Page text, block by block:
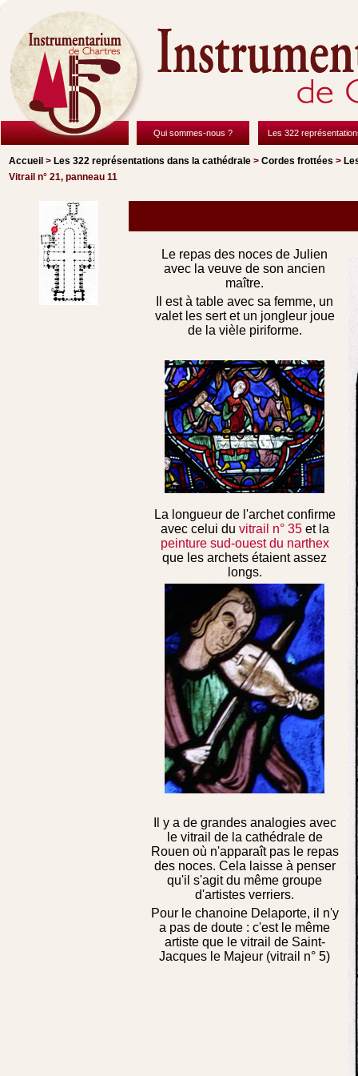
Qui sommes-nous ? Les 322
Accueil > Les 322 représentations dans la cathédrale > Cordes frottées >
Vitrail n° 21, panneau 11
Le repas des noces de Julien
avec la veuve de son ancien
maître.
Il est à table avec sa femme, un
valet les sert et un jongleur joue
de la vièle piriforme.
La longueur de l'archet confirme
avec celui du vitrail n° 35et la
peinture sud-ouest du narthex
que les archets étaient assez
longs.
Il y a de grandes analogies avec
le vitrail de la cathédrale de
Rouen où n'apparaît pas le repas
des noces. Cela laisse à penser
qu'il s'agit du même groupe
d'artistes verriers.
Pour le chanoine Delaporte, il n'y
a pas de doute : c'est le même
artiste que le vitrail de Saint-
Jacques le Majeur (vitrail n° 5)